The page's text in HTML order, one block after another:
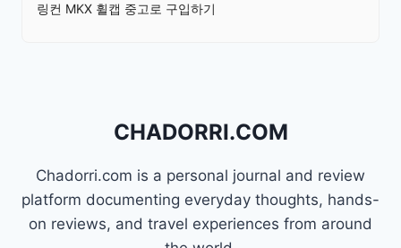
링컨 MKX 휠캡 중고로 구입하기
CHADORRI.COM
Chadorri.com is a personal journal and review
platform documenting everyday thoughts, hands-
on reviews, and travel experiences from around